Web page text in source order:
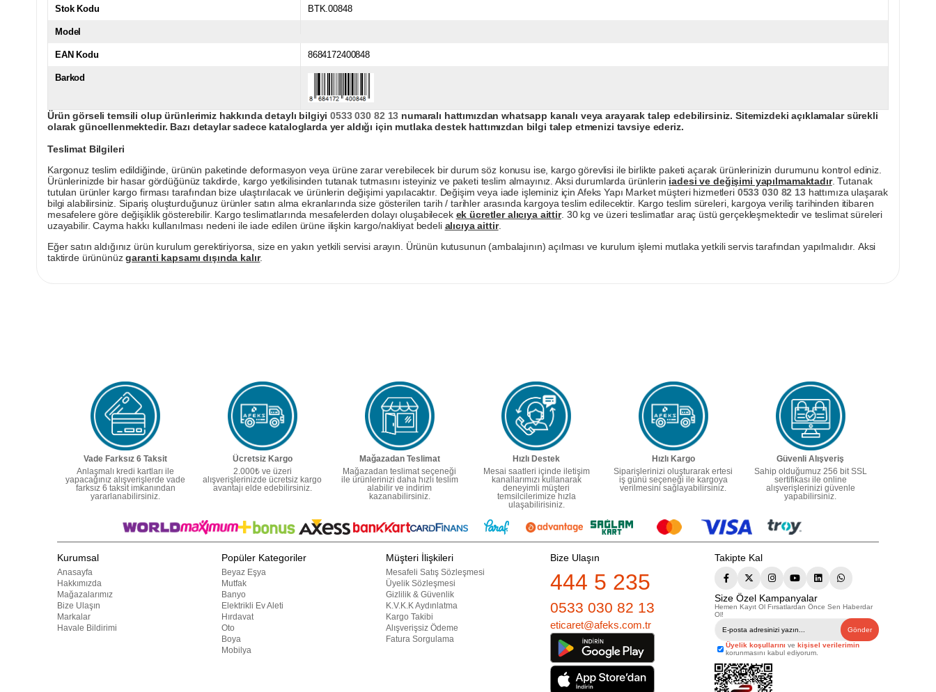
Stok Kodu BTK.00848
Model
EAN Kodu 8684172400848
Barkod
Ürün görseli temsili olup ürünlerimiz hakkında detaylı bilgiyi0533 030 82 13 numaralı hattımızdan whatsapp kanalı veya arayarak talep edebilirsiniz. Sitemizdeki açıklamalar sürekli
olarak güncellenmektedir. Bazı detaylar sadece kataloglarda yer aldığı için mutlaka destek hattımızdan bilgi talep etmenizi tavsiye ederiz.
Teslimat Bilgileri
Kargonuz teslim edildiğinde, ürünün paketinde deformasyon veya ürüne zarar verebilecek bir durum söz konusu ise, kargo görevlisi ile birlikte paketi açarak ürünlerinizin durumunu kontrol ediniz.
Ürünlerinizde bir hasar gördüğünüz takdirde, kargo yetkilisinden tutanak tutmasını isteyiniz ve paketi teslim almayınız. Aksi durumlarda ürünlerin iadesi ve değişimi yapılmamaktadır. Tutanak
tutulan ürünler kargo firması tarafından bize ulaştırılacak ve ürünlerin değişimi yapılacaktır. Değişim veya iade işleminiz için Afeks Yapı Market müşteri hizmetleri 0533 030 82 13hattımıza ulaşarak
bilgi alabilirsiniz. Sipariş oluşturduğunuz ürünler satın alma ekranlarında size gösterilen tarih / tarihler arasında kargoya teslim edilecektir. Kargo teslim süreleri, kargoya veriliş tarihinden itibaren
mesafelere göre değişiklik gösterebilir. Kargo teslimatlarında mesafelerden dolayı oluşabilecek ek ücretler alıcıya aittir. 30 kg ve üzeri teslimatlar araç üstü gerçekleşmektedir ve teslimat süreleri
uzayabilir. Cayma hakkı kullanılması nedeni ile iade edilen ürüne ilişkin kargo/nakliyat bedeli alıcıya aittir.
Eğer satın aldığınız ürün kurulum gerektiriyorsa, size en yakın yetkili servisi arayın. Ürünün kutusunun (ambalajının) açılması ve kurulum işlemi mutlaka yetkili servis tarafından yapılmalıdır. Aksi
taktirde ürününüzgaranti kapsamı dışında kalır.
Vade Farksız 6 Taksit
Anlaşmalı kredi kartları ile
yapacağınız alışverişlerde vade
farksız 6 taksit imkanından
yararlanabilirsiniz.
Ücretsiz Kargo
2.000₺ ve üzeri
alışverişlerinizde ücretsiz kargo
avantajı elde edebilirsiniz.
Mağazadan Teslimat
Mağazadan teslimat seçeneği
ile ürünlerinizi daha hızlı teslim
alabilir ve indirim
kazanabilirsiniz.
Hızlı Destek
Mesai saatleri içinde iletişim
kanallarımızı kullanarak
deneyimli müşteri
temsilcilerimize hızla
ulaşabilirisiniz.
Hızlı Kargo
Siparişlerinizi oluşturarak ertesi
iş günü seçeneği ile kargoya
verilmesini sağlayabilirsiniz.
Güvenli Alışveriş
Sahip olduğumuz 256 bit SSL
sertifikası ile online
alışverişlerinizi güvenle
yapabilirsiniz.
Kurumsal
Anasayfa
Hakkımızda
Mağazalarımız
Bize Ulaşın
Markalar
Havale Bildirimi
Popüler Kategoriler
Beyaz Eşya
Mutfak
Banyo
Elektrikli Ev Aleti
Hırdavat
Oto
Boya
Mobilya
Müşteri İlişkileri
Mesafeli Satış Sözleşmesi
Üyelik Sözleşmesi
Gizlilik & Güvenlik
K.V.K.K Aydınlatma
Kargo Takibi
Alışverişsiz Ödeme
Fatura Sorgulama
Bize Ulaşın
444 5 235
0533 030 82 13
eticaret@afeks.com.tr
Takipte Kal
Size Özel Kampanyalar
Hemen Kayıt Ol Fırsatlardan Önce Sen Haberdar
Ol!
Gönder
Üyelik koşullarını ve kişisel verilerimin
korunmasını kabul ediyorum.